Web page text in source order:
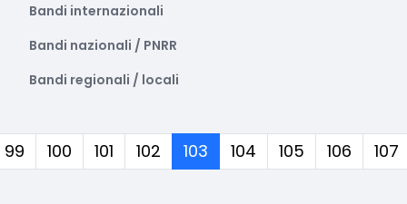
Bandi internazionali
Bandi nazionali / PNRR
Bandi regionali / locali
99 100 101 102 103(corrente)
104 105 106 107